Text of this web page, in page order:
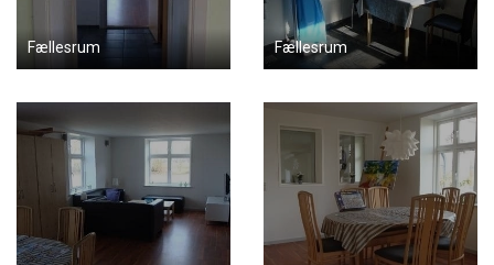
Fællesrum Fællesrum